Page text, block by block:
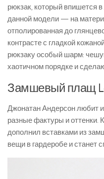
рюкзак, который впишется
данной модели — на
отполированная до
контрасте с гладкой
рюкзаку особый шарм:
хаотичном порядке и
Замшевый плащ
Джонатан Андерсон любит
разные фактуры и оттенки.
дополнил вставками из
вещи в гардеробе и станет